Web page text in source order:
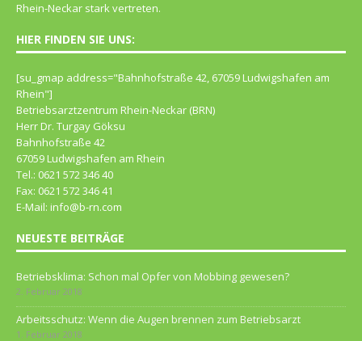
Rhein-Neckar stark vertreten.
HIER FINDEN SIE UNS:
[su_gmap address="Bahn­hof­straße 42, 67059 Lud­wigs­ha­fen am
Rhein"]
Betriebsarztzentrum Rhein-Neckar (BRN)
Herr Dr. Turgay Göksu
Bahnhofstraße 42
67059 Ludwigshafen am Rhein
Tel.: 0621 572 346 40
Fax: 0621 572 346 41
E-Mail: info@b-rn.com
NEUESTE BEITRÄGE
Betriebsklima: Schon mal Opfer von Mobbing gewesen?
2. Februar 2018
Arbeitsschutz: Wenn die Augen brennen zum Betriebsarzt
1. Februar 2018